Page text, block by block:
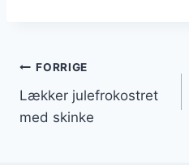
FORRIGE
Lækker julefrokostret
med skinke